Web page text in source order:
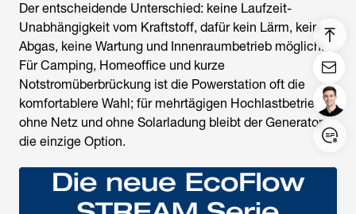
Login/Register
United States (English)
Der entscheidende Unterschied: keine Laufzeit-
Unabhängigkeit vom Kraftstoff, dafür kein Lärm, kein
Abgas, keine Wartung und Innenraumbetrieb möglich.
Für Camping, Homeoffice und kurze
Notstromüberbrückung ist die Powerstation oft die
komfortablere Wahl; für mehrtägigen Hochlastbetrieb
ohne Netz und ohne Solarladung bleibt der Generator
die einzige Option.